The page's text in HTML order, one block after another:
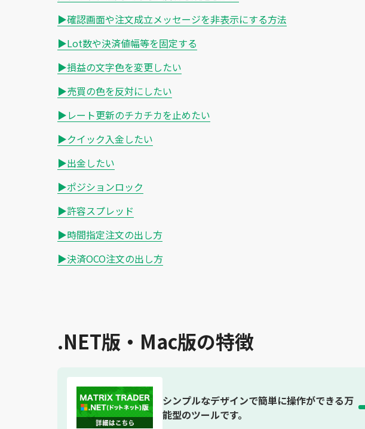
▶確認画面や注文成立メッセージを非表示にする方法
▶Lot数や決済値幅等を固定する
▶損益の文字色を変更したい
▶売買の色を反対にしたい
▶レート更新のチカチカを止めたい
▶クイック入金したい
▶出金したい
▶ポジションロック
▶許容スプレッド
▶時間指定注文の出し方
▶決済OCO注文の出し方
.NET版・Mac版の特徴
シンプルなデザインで簡単に操作ができる万
能型のツールです。